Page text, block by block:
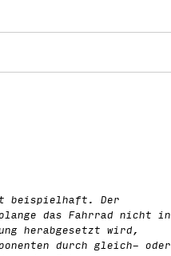
beispielhaft. Der
das Fahrrad nicht in
herabgesetzt wird,
durch gleich- oder